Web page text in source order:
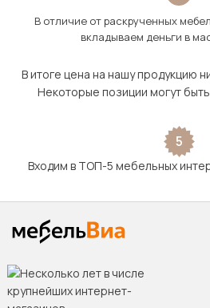
В отличие от раскрученных
вкладываем деньги в
В итоге цена на нашу продукцию
Некоторые позиции могут
5
Входим в ТОП-5 мебельных